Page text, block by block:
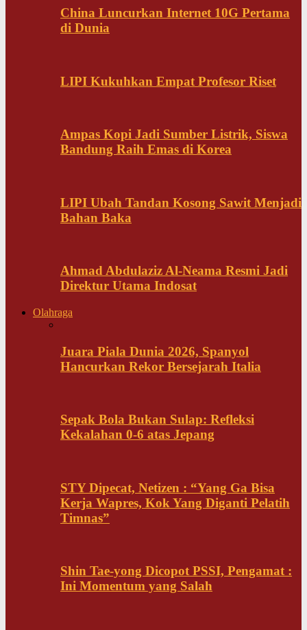
China Luncurkan Internet 10G Pertama
di Dunia
LIPI Kukuhkan Empat Profesor Riset
Ampas Kopi Jadi Sumber Listrik, Siswa
Bandung Raih Emas di Korea
LIPI Ubah Tandan Kosong Sawit Menjadi
Bahan Baka
Ahmad Abdulaziz Al-Neama Resmi Jadi
Direktur Utama Indosat
Olahraga
Juara Piala Dunia 2026, Spanyol
Hancurkan Rekor Bersejarah Italia
Sepak Bola Bukan Sulap: Refleksi
Kekalahan 0-6 atas Jepang
STY Dipecat, Netizen : “Yang Ga Bisa
Kerja Wapres, Kok Yang Diganti Pelatih
Timnas”
Shin Tae-yong Dicopot PSSI, Pengamat :
Ini Momentum yang Salah